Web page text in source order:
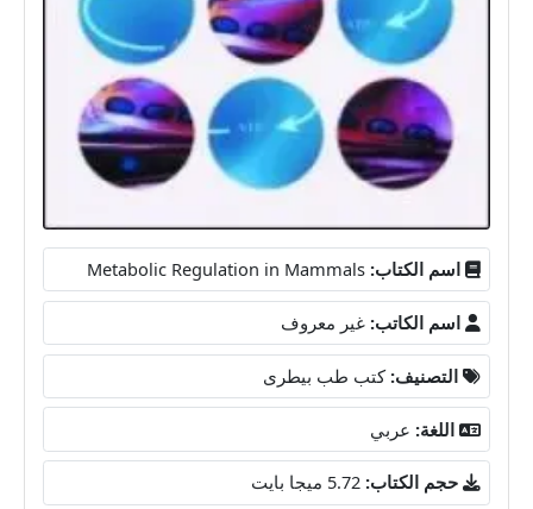
اسم الكتاب: Metabolic Regulation in Mammals
اسم الكاتب: غير معروف
التصنيف: كتب طب بيطرى
اللغة: عربي
حجم الكتاب: 5.72 ميجا بايت